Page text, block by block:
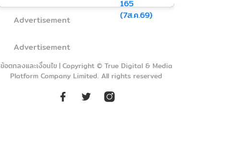
Advertisement
Advertisement
ข้อตกลงและเงื่อนไข | Copyright © True Digital & Media
Platform Company Limited. All rights reserved